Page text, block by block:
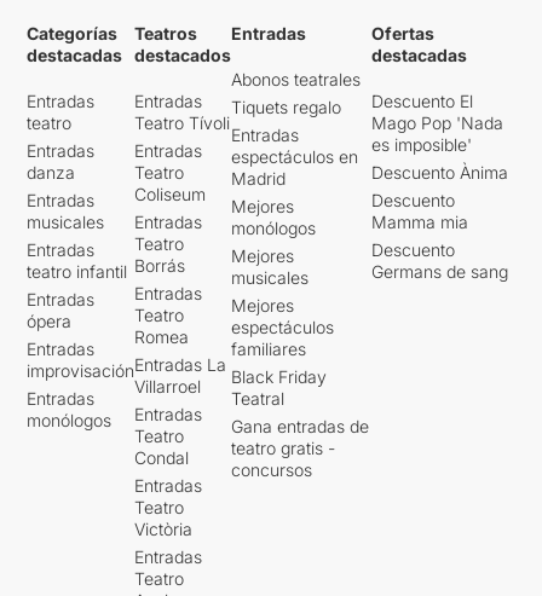
Categorías
destacadas
Entradas
teatro
Entradas
danza
Entradas
musicales
Entradas
teatro infantil
Entradas
ópera
Entradas
improvisación
Entradas
monólogos
Teatros
destacados
Entradas
Teatro Tívoli
Entradas
Teatro
Coliseum
Entradas
Teatro
Borrás
Entradas
Teatro
Romea
Entradas La
Villarroel
Entradas
Teatro
Condal
Entradas
Teatro
Victòria
Entradas
Teatro
Entradas
Abonos teatrales
Tiquets regalo
Entradas
espectáculos en
Madrid
Mejores
monólogos
Mejores
musicales
Mejores
espectáculos
familiares
Black Friday
Teatral
Gana entradas de
teatro gratis -
concursos
Ofertas
destacadas
Descuento El
Mago Pop 'Nada
es imposible'
Descuento Ànima
Descuento
Mamma mia
Descuento
Germans de sang